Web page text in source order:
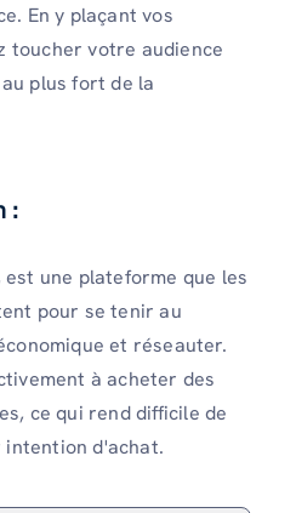
En y plaçant vos
toucher votre audience
plus fort de la
:
une plateforme que les
pour se tenir au
et réseauter.
à acheter des
ce qui rend difficile de
d'achat.